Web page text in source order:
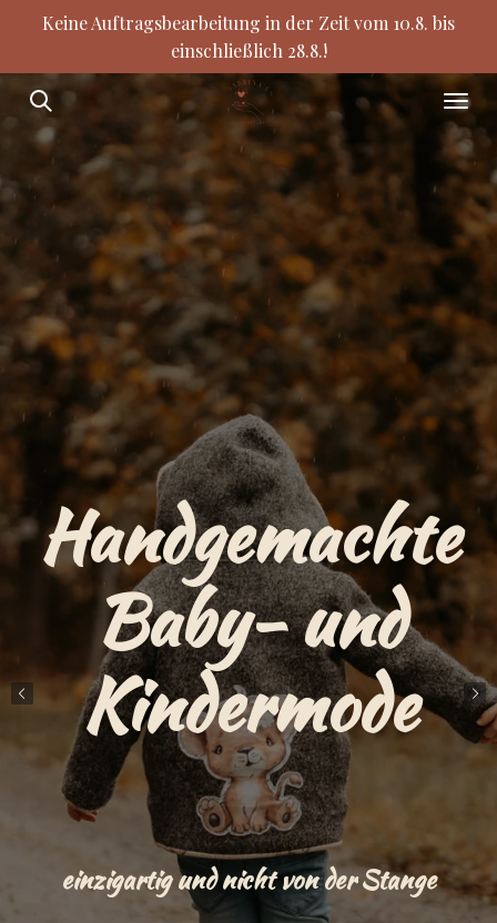
Zum
springen
Keine Auftragsbearbeitung in der Zeit vom 10.8. bis
einschließlich 28.8.!
Handgemachte
Baby- und
Kindermode
einzigartig und nicht von der Stange